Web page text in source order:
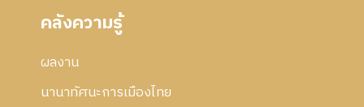
คลังความรู้
ผลงาน
นานาทัศนะการเมืองไทย